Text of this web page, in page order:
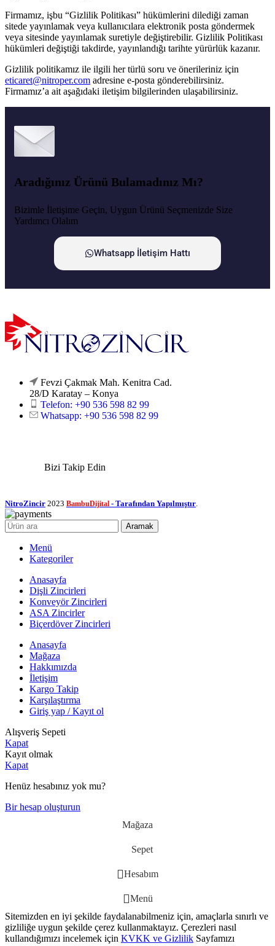
Firmamız, işbu “Gizlilik Politikası” hükümlerini dilediği zaman
sitede yayınlamak veya kullanıcılara elektronik posta göndermek
veya sitesinde yayınlamak suretiyle değiştirebilir. Gizlilik Politikası
hükümleri değiştiği takdirde, yayınlandığı tarihte yürürlük kazanır.
Gizlilik politikamız ile ilgili her türlü soru ve önerileriniz için
eticaret@nitroper.com adresine e-posta gönderebilirsiniz.
Firmamız’a ait aşağıdaki iletişim bilgilerinden ulaşabilirsiniz.
Aradığınız Ürünü Bulamadınız Mı?
Bizimle İletişime Geçin, Uygun Ürünü Seçmenizde Size
Yardımcı Olalım
Whatsapp İletişim Hattı
Fevzi Çakmak Mah. Kenitra Cad.
28/D Karatay – Konya
Telefon: +90 536 598 82 99
Whatsapp: +90 536 598 82 99
Bizi Takip Edin
NitroZincir 2023 BambuDijital - Tarafından Yapılmıştır
Aramak
Menü
Kategoriler
Anasayfa
Dişli Zincirleri
Konveyör Zincirleri
ASA Zincirler
Biçerdöver Zincirleri
Anasayfa
Mağaza
Hakkımızda
İletişim
Kargo Takip
Karşılaştırma
Giriş yap / Kayıt ol
Alışveriş Sepeti
Kapat
Kayıt olmak
Kapat
Henüz hesabınız yok mu?
Bir hesap oluşturun
Mağaza
Sepet
Hesabım
Menü
Sitemizden en iyi şekilde faydalanabilmeniz için, amaçlarla sınırlı ve
gizliliğe uygun şekilde çerez kullanmaktayız. Çerezleri nasıl
kullandığımızı incelemek için KVKK ve Gizlilik Sayfamızı